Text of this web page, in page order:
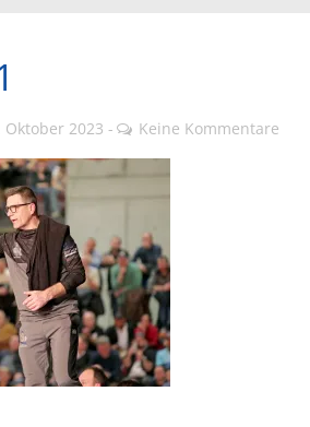
Oktober 2023 Keine Kommentare